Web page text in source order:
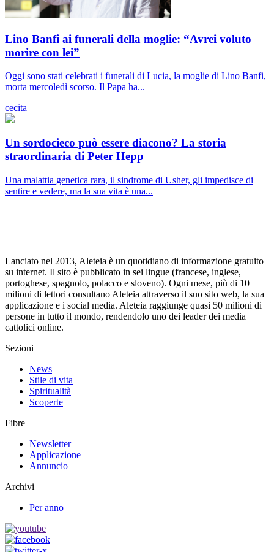
Lino Banfi ai funerali della moglie: “Avrei voluto
morire con lei”
Oggi sono stati celebrati i funerali di Lucia, la moglie di Lino Banfi,
morta mercoledì scorso. Il Papa ha...
cecita
Un sordocieco può essere diacono? La storia
straordinaria di Peter Hepp
Una malattia genetica rara, il sindrome di Usher, gli impedisce di
sentire e vedere, ma la sua vita è una...
Lanciato nel 2013, Aleteia è un quotidiano di informazione gratuito
su internet. Il sito è pubblicato in sei lingue (francese, inglese,
portoghese, spagnolo, polacco e sloveno). Ogni mese, più di 10
milioni di lettori consultano Aleteia attraverso il suo sito web, la sua
applicazione e i social media. Aleteia raggiunge quasi 50 milioni di
persone in tutto il mondo, rendendolo uno dei leader dei media
cattolici online.
Sezioni
News
Stile di vita
Spiritualità
Scoperte
Fibre
Newsletter
Applicazione
Annuncio
Archivi
Per anno